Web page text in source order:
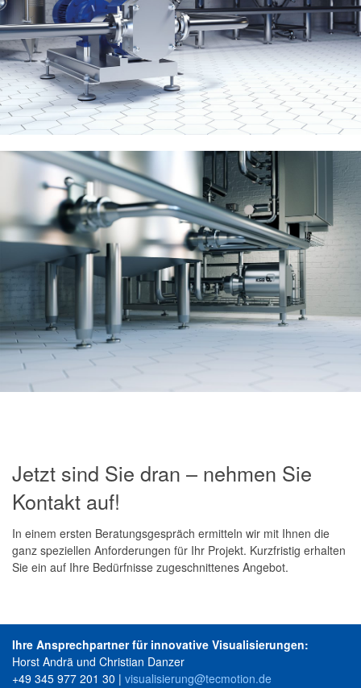
Jetzt sind Sie dran – nehmen Sie
Kontakt auf!
In einem ersten Beratungsgespräch ermitteln wir mit Ihnen die
ganz speziellen Anforderungen für Ihr Projekt. Kurzfristig erhalten
Sie ein auf Ihre Bedürfnisse zugeschnittenes Angebot.
Ihre Ansprechpartner für innovative Visualisierungen:
Horst Andrä und Christian Danzer
+49 345 977 201 30 | visualisierung@tecmotion.de